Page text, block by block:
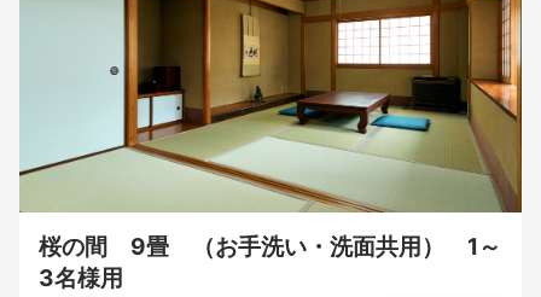
桜の間 9畳 （お手洗い・洗面共用） 1～
3名様用